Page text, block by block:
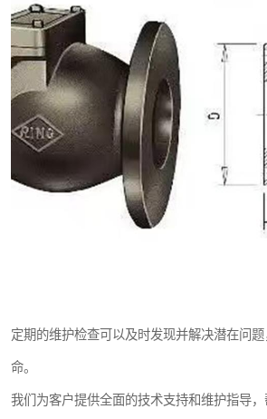
定期的维护检查可以及时发现并解决潜在问
命。
我们为客户提供全面的技术支持和维护指导